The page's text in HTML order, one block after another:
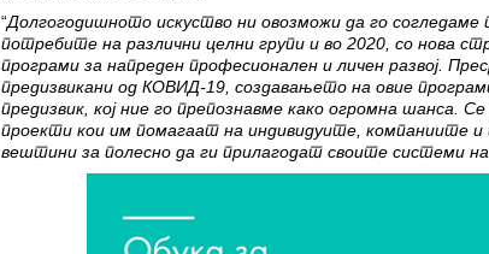
“Долгогодишното искуство ни овозможи да го согледаме
потребите на различни целни групи и во 2020, со нова
програми за напреден професионален и личен развој.
предизвикaни од КОВИД-19, создавањето на овие
предизвик, кој ние го препознавме како огромна шанса.
проекти кои им помагаат на индивидуите, компаниите
вештини за полесно да ги прилагодат своите системи